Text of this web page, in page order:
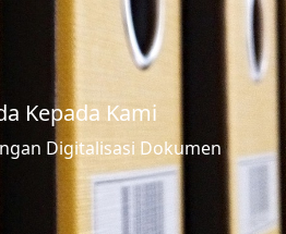
Pelayanan Prima di
Pertanahan mampu
Anda.